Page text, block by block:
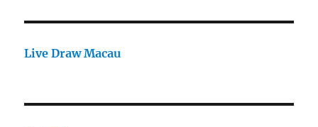
Live Draw Macau